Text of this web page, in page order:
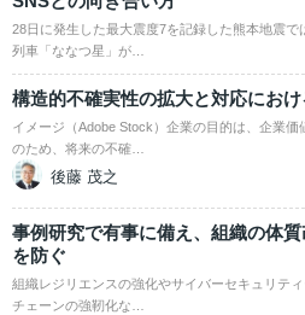
28日に発生した最大震度7を記録した熊本地震で
列車「ななつ星」が…
構造的不確実性の拡大と対応にお
イメージ（Adobe Stock）企業の目的は、企業価
のため、将来の不確…
後藤 茂之
事例研究で有事に備え、組織の体
を防ぐ
組織レジリエンスの強化やサイバーセキュリテ
チェーンの強靭化な…